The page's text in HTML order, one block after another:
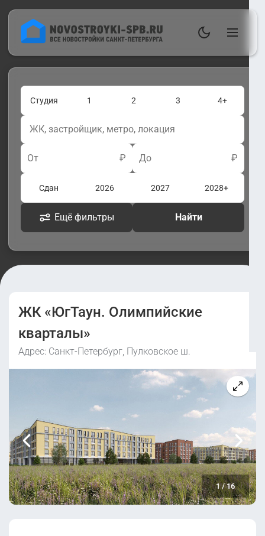
Студия 1 2 3 4+
От ₽ До ₽
Сдан 2026 2027 2028+
Ещё фильтры Найти
ЖК «ЮгТаун. Олимпийские
кварталы»
Адрес: Санкт-Петербург, Пулковское ш.
1/16